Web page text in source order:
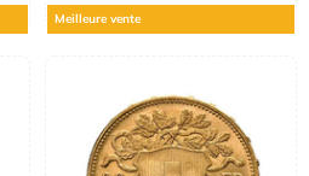
Meilleure vente